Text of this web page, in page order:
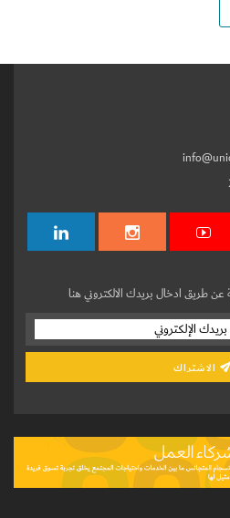
عن طريق ادخال بريدك الالكتروني هنا